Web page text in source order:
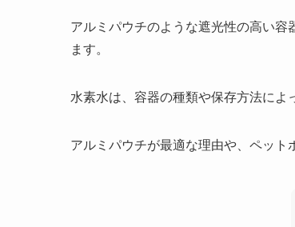
アルミパウチのような遮光性の高い
ます。
水素水は、容器の種類や保存方法によ
アルミパウチが最適な理由や、ペット